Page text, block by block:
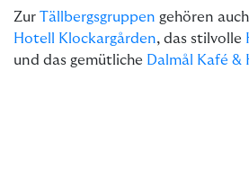
Zur Tällbergsgruppen gehören
Hotell Klockargården, das stilvolle
und das gemütliche
Dalmål Kafé &